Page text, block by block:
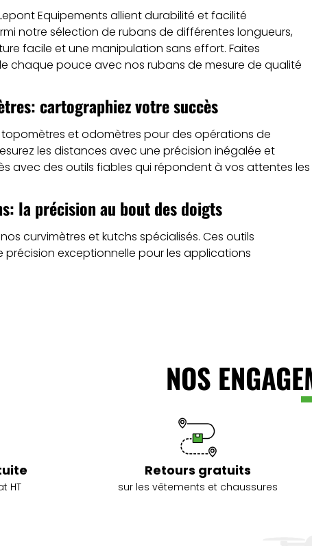
Equipements allient durabilité et facilité
notre sélection de rubans de différentes longueurs,
facile et une manipulation sans effort. Faites
chaque pouce avec nos rubans de mesure de qualité
cartographiez votre succès
et odomètres pour des opérations de
les distances avec une précision inégalée et
avec des outils fiables qui répondent à vos attentes les
la précision au bout des doigts
curvimètres et kutchs spécialisés. Ces outils
exceptionnelle pour les applications
NOS
HT
Retours gratuits
sur les vêtements et chaussures